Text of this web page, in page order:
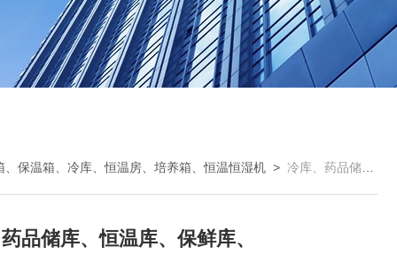
、保温箱、冷库、恒温房、培养箱、恒温恒湿机 >冷库、药品储库、恒温库、保鲜库、
品储库、恒温库、保鲜库、